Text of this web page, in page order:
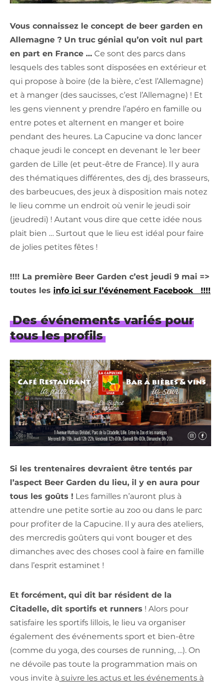
Vous connaissez le concept de beer garden en
Allemagne ? Un truc génial qu’on voit nul part
en part en France … Ce sont des parcs dans
lesquels des tables sont disposées en extérieur et
qui propose à boire (de la bière, c’est l’Allemagne)
et à manger (des saucisses, c’est l’Allemagne) ! Et
les gens viennent y prendre l’apéro en famille ou
entre potes et alternent en manger et boire
pendant des heures. La Capucine va donc lancer
chaque jeudi le concept en devenant le 1er beer
garden de Lille (et peut-être de France). Il y aura
des thématiques différentes, des dj, des brasseurs,
des barbeucues, des jeux à disposition mais notez
le lieu comme un endroit où venir le jeudi soir
(jeudredi) ! Autant vous dire que cette idée nous
plait bien … Surtout que le lieu est idéal pour faire
de jolies petites fêtes !
!!!! La première Beer Garden c’est jeudi 9 mai =>
toutes les info ici sur l’événement Facebook !!!!
Des événements variés pour
tous les profils
Si les trentenaires devraient être tentés par
l’aspect Beer Garden du lieu, il y en aura pour
tous les goûts ! Les familles n’auront plus à
attendre une petite sortie au zoo ou dans le parc
pour profiter de la Capucine. Il y aura des ateliers,
des mercredis goûters qui vont bouger et des
dimanches avec des choses cool à faire en famille
dans l’esprit estaminet !
Et forcément, qui dit bar résident de la
Citadelle, dit sportifs et runners ! Alors pour
satisfaire les sportifs lillois, le lieu va organiser
également des événements sport et bien-être
(comme du yoga, des courses de running, …). On
ne dévoile pas toute la programmation mais on
vous invite à suivre les actus et les événements à